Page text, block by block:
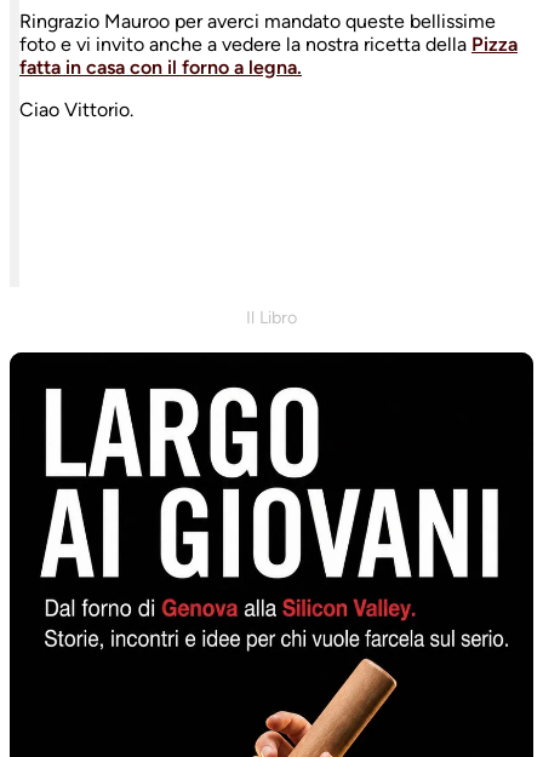
Ringrazio Mauroo per averci mandato queste bellissime
foto e vi invito anche a vedere la nostra ricetta della Pizza
fatta in casa con il forno a legna.
Ciao Vittorio.
Il Libro